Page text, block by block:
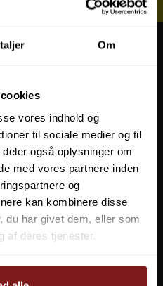
Om
vores indhold og
til sociale medier og til
også oplysninger om
med vores partnere inden
og
kan kombinere disse
du har givet dem, eller som
af deres tjenester.
Vis produkt